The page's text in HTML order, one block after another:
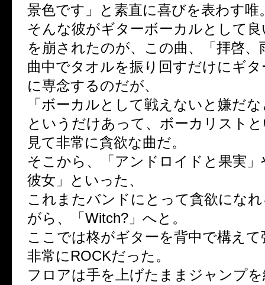
景色です」と素直に喜びを表わす唯
そんな彼がギターボーカルとして
を崩されたのが、この曲、「拝啓、
曲中でタオルを振り回すだけにギ
に専念するのだが、
「ボーカルとして戦えないと嫌だ
というだけあって、ボーカリスト
見て非常に貪欲な曲だ。
そこから、「アンドロイドと果実
彼女」といった、
これまたバンドにとって貪欲にな
がら、「Witch?」へと。
ここでは柊がギターを背中で構え
非常にROCKだった。
フロアは手を上げたままジャンプ